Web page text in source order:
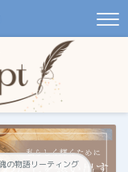
の物語リーティング